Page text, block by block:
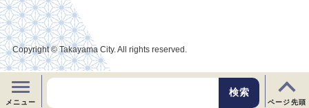
メニュー ページ先頭
Copyright © Takayama City. All rights reserved.